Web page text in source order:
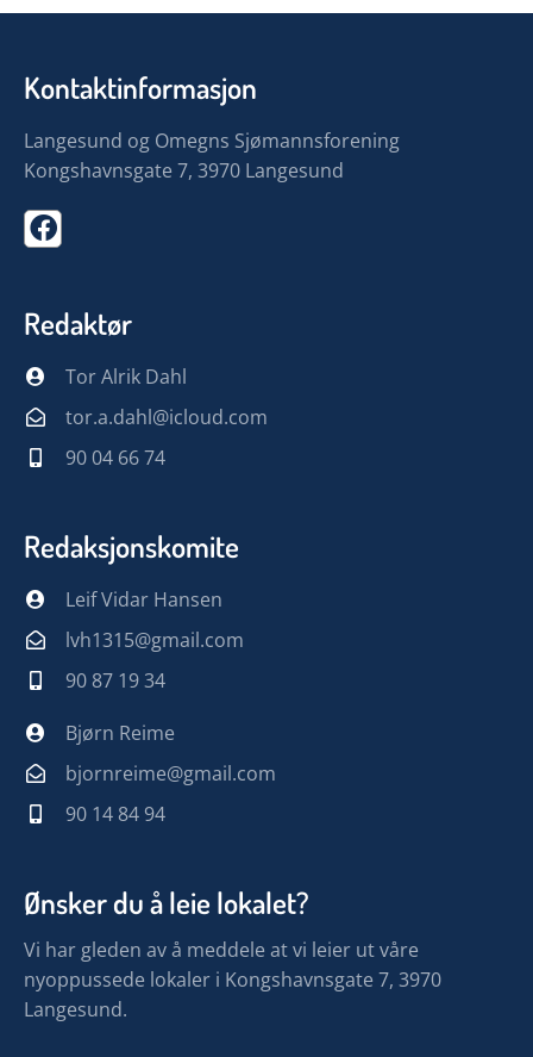
Kontaktinformasjon
Langesund og Omegns Sjømannsforening
Kongshavnsgate 7, 3970 Langesund
Redaktør
Tor Alrik Dahl
tor.a.dahl@icloud.com
90 04 66 74
Redaksjonskomite
Leif Vidar Hansen
lvh1315@gmail.com
90 87 19 34
Bjørn Reime
bjornreime@gmail.com
90 14 84 94
Ønsker du å leie lokalet?
Vi har gleden av å meddele at vi leier ut våre
nyoppussede lokaler i Kongshavnsgate 7, 3970
Langesund.